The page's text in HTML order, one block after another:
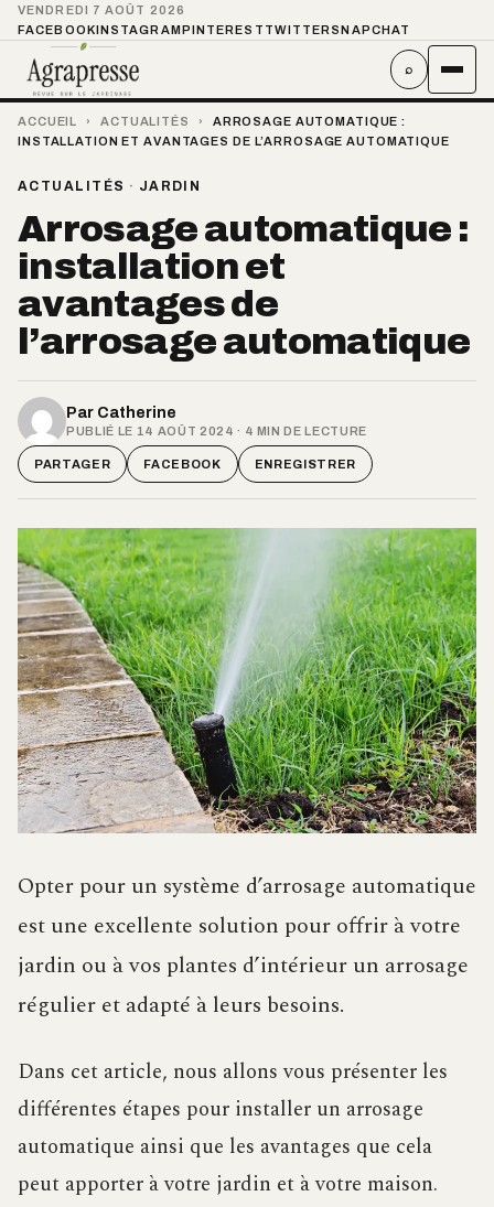
VENDREDI 7 AOÛT 2026
FACEBOOKINSTAGRAMPINTEREST TWITTER SNAPCHAT
⌕
ACCUEIL › ACTUALITÉS ›
ARROSAGE AUTOMATIQUE :
INSTALLATION ET AVANTAGES DE L’ARROSAGE AUTOMATIQUE
ACTUALITÉS · JARDIN
Arrosage automatique :
installation et
avantages de
l’arrosage automatique
Par Catherine
PUBLIÉ LE 14 AOÛT 2024 · 4 MIN DE LECTURE
PARTAGER FACEBOOK ENREGISTRER
Opter pour un système d’arrosage automatique
est une excellente solution pour offrir à votre
jardin ou à vos plantes d’intérieur un arrosage
régulier et adapté à leurs besoins.
Dans cet article, nous allons vous présenter les
différentes étapes pour installer un arrosage
automatique ainsi que les avantages que cela
peut apporter à votre jardin et à votre maison.